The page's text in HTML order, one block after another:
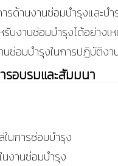
รด้านงานซ่อมบำรุงและบ
บงานซ่อมบำรุงได้อย่างเ
นซ่อมบำรุงในการปฏิบัติง
อบรมและสัมมนา
นการซ่อมบำรุง
งานซ่อมบำรุง